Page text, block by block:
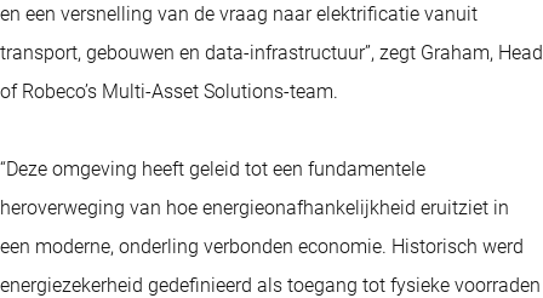
en een versnelling van de vraag naar elektrificatie vanuit
transport, gebouwen en data-infrastructuur”, zegt Graham, Head
of Robeco’s Multi-Asset Solutions-team.
“Deze omgeving heeft geleid tot een fundamentele
heroverweging van hoe energieonafhankelijkheid eruitziet in
een moderne, onderling verbonden economie. Historisch werd
energiezekerheid gedefinieerd als toegang tot fysieke voorraden